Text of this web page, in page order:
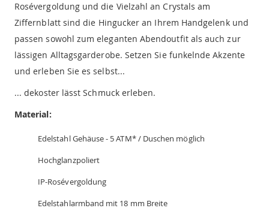
Rosévergoldung und die Vielzahl an Crystals am
Ziffernblatt sind die Hingucker an Ihrem Handgelenk und
passen sowohl zum eleganten Abendoutfit als auch zur
lässigen Alltagsgarderobe. Setzen Sie funkelnde Akzente
und erleben Sie es selbst...
... dekoster lässt Schmuck erleben.
Material:
Edelstahl Gehäuse - 5 ATM* / Duschen möglich
Hochglanzpoliert
IP-Rosévergoldung
Edelstahlarmband mit 18 mm Breite